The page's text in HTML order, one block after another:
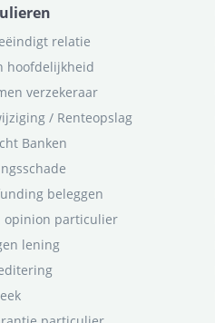
relatie
hoofdelijkheid
verzekeraar
/ Renteopslag
Banken
beleggen
opinion particulier
lening